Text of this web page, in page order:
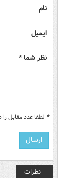
نام
ایمیل
نظر شما *
* لطفا عدد مقابل
نظرات